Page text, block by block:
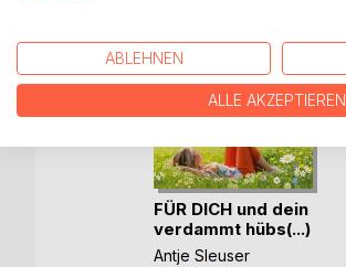
FÜR DICH und dein
verdammt hübs(...)
Antje Sleuser
ABLEHNEN
ALLE AKZEPTIEREN